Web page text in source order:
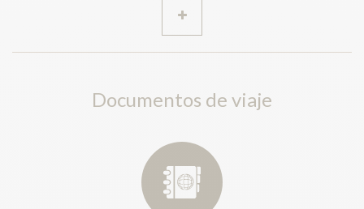
Documentos de viaje